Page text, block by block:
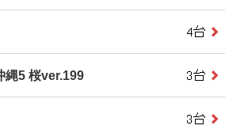
縄5 桜ver.199